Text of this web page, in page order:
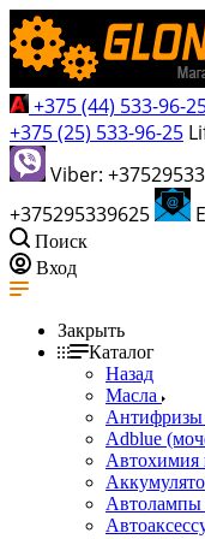
+375 (44) 533-96-
+375 (25) 533-96-25
Viber:
+375295339625
Поиск
Вход
Закрыть
Каталог
Назад
Масла
Антифризы
Adblue
Автохимия
Автолампы